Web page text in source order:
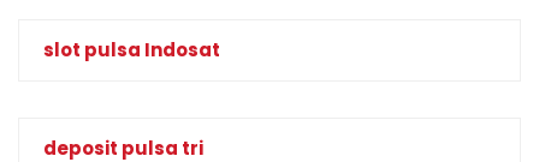
slot pulsa Indosat
deposit pulsa tri